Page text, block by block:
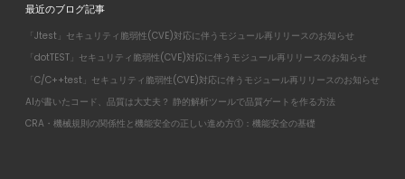
最近のブログ記事
「Jtest」セキュリティ脆弱性(CVE)対応に伴うモジュール再リリースのお知らせ
「dotTEST」セキュリティ脆弱性(CVE)対応に伴うモジュール再リリースのお知らせ
「C/C++test」セキュリティ脆弱性(CVE)対応に伴うモジュール再リリースのお知らせ
AIが書いたコード、品質は大丈夫？ 静的解析ツールで品質ゲートを作る方法
CRA・機械規則の関係性と機能安全の正しい進め方①：機能安全の基礎